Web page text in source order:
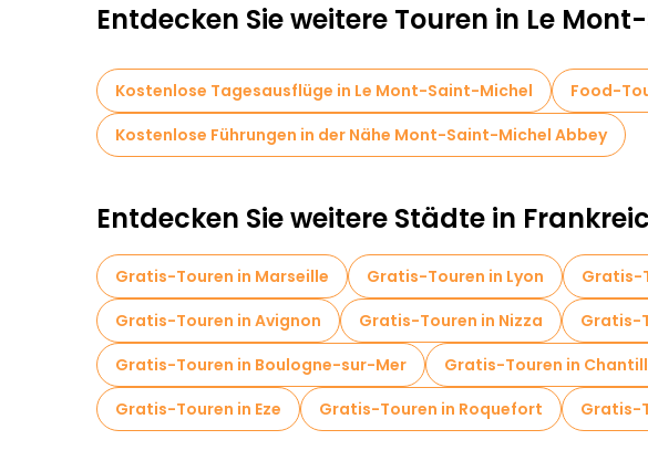
Entdecken Sie weitere Touren in Le
Kostenlose Tagesausflüge in Le Mont-Saint-Michel
Food-
Kostenlose Führungen in der Nähe Mont-Saint-Michel Abbey
Entdecken Sie weitere Städte in
Gratis-Touren in Marseille Gratis-Touren in Lyon Gratis-
Gratis-Touren in Avignon
Gratis-Touren in Nizza Gratis-
Gratis-Touren in Boulogne-sur-Mer
Gratis-Touren in
Gratis-Touren in Eze
Gratis-Touren in Roquefort Gratis-